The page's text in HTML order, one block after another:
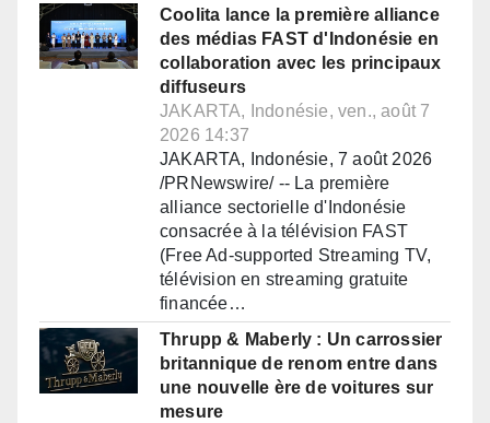
Coolita lance la première alliance
des médias FAST d'Indonésie en
collaboration avec les principaux
diffuseurs
JAKARTA, Indonésie, ven., août 7
2026 14:37
JAKARTA, Indonésie, 7 août 2026
/PRNewswire/ -- La première
alliance sectorielle d'Indonésie
consacrée à la télévision FAST
(Free Ad-supported Streaming TV,
télévision en streaming gratuite
financée…
Thrupp & Maberly : Un carrossier
britannique de renom entre dans
une nouvelle ère de voitures sur
mesure